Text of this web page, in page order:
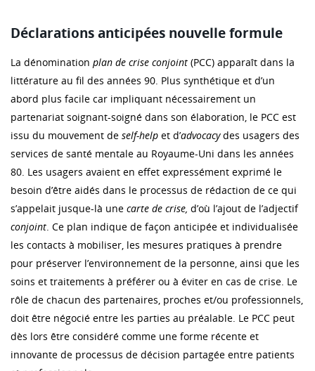
Déclarations anticipées nouvelle formule
La dénomination plan de crise conjoint (PCC) apparaît dans la
littérature au fil des années 90. Plus synthétique et d’un
abord plus facile car impliquant nécessairement un
partenariat soignant-soigné dans son élaboration, le PCC est
issu du mouvement de self-help et d’advocacydes usagers des
services de santé mentale au Royaume-Uni dans les années
80. Les usagers avaient en effet expressément exprimé le
besoin d’être aidés dans le processus de rédaction de ce qui
s’appelait jusque-là une carte de crise, d’où l’ajout de l’adjectif
conjoint. Ce plan indique de façon anticipée et individualisée
les contacts à mobiliser, les mesures pratiques à prendre
pour préserver l’environnement de la personne, ainsi que les
soins et traitements à préférer ou à éviter en cas de crise. Le
rôle de chacun des partenaires, proches et/ou professionnels,
doit être négocié entre les parties au préalable. Le PCC peut
dès lors être considéré comme une forme récente et
innovante de processus de décision partagée entre patients